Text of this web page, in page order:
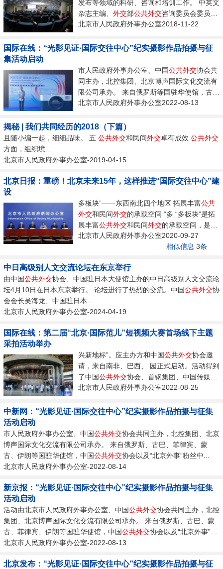
发布等领域的科研、咨询和培训工作。 中英文
杂志主编、 外交部公共外交咨询委员会委员、
东盟地区论...
北京市人民政府外事办公室2018-11-22
国际在线：“光影见证·国际交往中心”纪实摄影作品拍摄与征
集活动启动
市人民政府外事办公室、中国公共外交协会共
同主办，北控集团、北京博声国际文化交流有
限公司承办。 来自俄罗斯等国驻华使馆，古
巴、蒙古、菲律宾、伊朗等国外交官，中国
北京市人民政府外事办公室2022-08-13
揭秘 | 我们共同经历的2018（下篇）
且随小编一起，细细品味。 五 公共外交和民间外交卓有成效 公共外交
方面，组织境...
北京市人民政府外事办公室-2019-04-15
北京日报：重磅！北京未来15年，这样推进“国际交往中心”建
设
多板块”——东西南北四个地区 拓展丰富公共
外交和民间外交的承载空间 “多 “多板块”是拓
展丰富公共外交和民间外交的承载空间，是多
维度、全方...
北京市人民政府外事办公室2020-09-27
相似信息 3条
中日高级别人文交流论坛在东京举行
由中国公共外交协会、中国驻日本大使馆主办的中日高级别人文交流论
坛4月10日在日本东京举行。 论坛进行了热烈的交流。中国公共外交协
会会长吴海龙、中国驻日本...
北京市人民政府外事办公室-2024-04-19
国际在线：第二届“北京·国际范儿”短视频大赛首场线下主题
采拍活动举办
兴新地标”。应主办方和中国公共外交协会邀
请，来自南非、巴西、 园正式启动。活动得到
了中国公共外交协会、首钢集团、中国传媒
大...
北京市人民政府外事办公室2022-08-25
中新网：“光影见证·国际交往中心”纪实摄影作品拍摄与征集
活动启动
市人民政府外事办公室、中国公共外交协会共同主办，北控集团、北京
博声国际文化交流有限公司承办。 来自俄罗斯、古巴、菲律宾、蒙
古、伊朗等国驻华使馆，中国公共外交协会以及“北京外事”粉丝中...
北京市人民政府外事办公室-2022-08-14
新京报：“光影见证·国际交往中心”纪实摄影作品拍摄与征集
活动启动
活动由北京市人民政府外事办公室、中国公共外交协会共同主办，北控
集团、北京博声国际文化交流有限公司承办。 来自俄罗斯、古巴、蒙
古、菲律宾、伊朗等国驻华使馆，中国公共外交协会以及“北京外事”粉
丝中...
北京市人民政府外事办公室-2022-08-13
北京发布：“光影见证·国际交往中心”纪实摄影作品拍摄与征